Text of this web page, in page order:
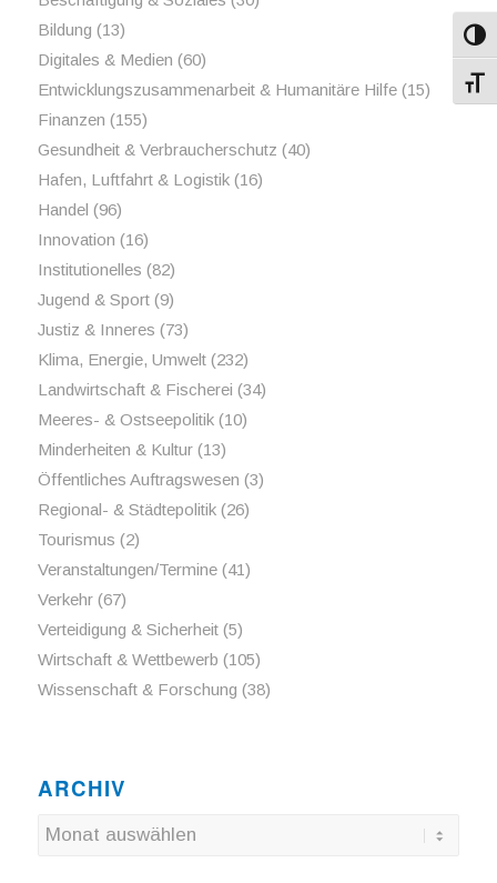
Bildung (13)
Digitales & Medien (60)
Entwicklungszusammenarbeit & Humanitäre Hilfe(15)
Finanzen (155)
Gesundheit & Verbraucherschutz (40)
Hafen, Luftfahrt & Logistik(16)
Handel (96)
Innovation (16)
Institutionelles (82)
Jugend & Sport(9)
Justiz & Inneres (73)
Klima, Energie, Umwelt(232)
Landwirtschaft & Fischerei (34)
Meeres- & Ostseepolitik(10)
Minderheiten & Kultur(13)
Öffentliches Auftragswesen (3)
Regional- & Städtepolitik(26)
Tourismus (2)
Veranstaltungen/Termine(41)
Verkehr(67)
Verteidigung & Sicherheit(5)
Wirtschaft & Wettbewerb (105)
Wissenschaft & Forschung (38)
ARCHIV